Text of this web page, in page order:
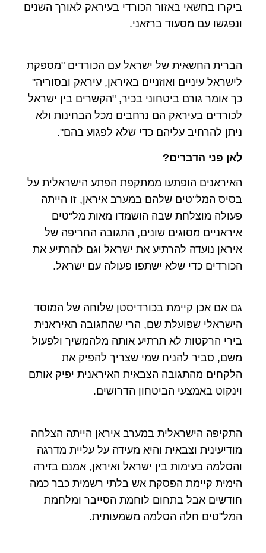
ביקרו בחשאי באזור הכורדי בעיראק לאורך השנים
ונפגשו עם מסעוד ברזאני.
הברית החשאית של ישראל עם הכורדים "מספקת
לישראל עיניים ואוזניים באיראן, עיראק ובסוריה"
כך אומר גורם ביטחוני בכיר, "הקשרים בין ישראל
לכורדים בעיראק הם נרחבים מכל הבחינות ולא
ניתן להרחיב עליהם כדי שלא לפגוע בהם".
לאן פני הדברים?
האיראנים הופתעו ממתקפת הפתע הישראלית על
בסיס המל"טים שלהם במערב איראן, זו הייתה
פעולה מוצלחת שבה הושמדו מאות מל"טים
איראניים מסוגים שונים, התגובה החריפה של
איראן נועדה להרתיע את ישראל וגם להרתיע את
הכורדים כדי שלא ישתפו פעולה עם ישראל.
גם אם אכן קיימת בכורדיסטן שלוחה של המוסד
הישראלי שפועלת שם, הרי שהתגובה האיראנית
בירי הרקטות לא תרתיע אותה מלהמשיך ולפעול
משם, סביר להניח שמי שצריך להפיק את
הלקחים מהתגובה הצבאית האיראנית יפיק אותם
וינקוט באמצעי הביטחון הדרושים.
התקיפה הישראלית במערב איראן הייתה הצלחה
מודיעינית וצבאית והיא מעידה על עליית מדרגה
והסלמה בעימות בין ישראל ואיראן, אמנם בזירה
הימית קיימת הפסקת אש בלתי רשמית כבר כמה
חודשים אבל בתחום לוחמת הסייבר ומלחמת
המל"טים חלה הסלמה משמעותית.